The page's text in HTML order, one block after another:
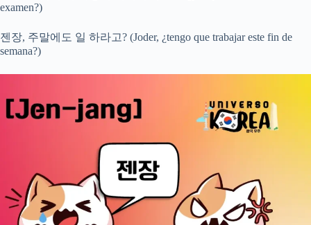
examen?)
젠장, 주말에도 일 하라고? (Joder, ¿tengo que trabajar este fin de
semana?)